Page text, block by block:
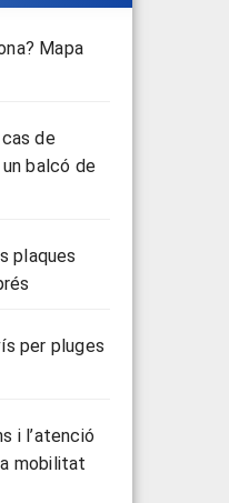
Mapa
de
balcó de
plaques
per pluges
i l’atenció
mobilitat